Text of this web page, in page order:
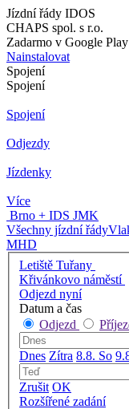
Jízdní řády IDOS
CHAPS spol. s r.o.
Zadarmo v Google Play
Nainstalovat
Spojení
Spojení
Spojení
Odjezdy
Jízdenky
Více
Brno + IDS JMK
Všechny jízdní řády
MHD
Letiště Tuřany
Křivánkovo náměstí
Odjezd nyní
Datum a čas
Odjezd
Dnes Zítra 8.8. So
Zrušit OK
Rozšířené zadání